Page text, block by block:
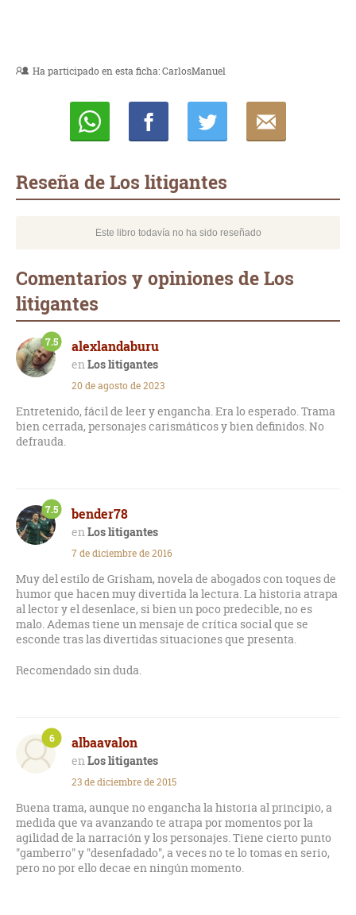
Ha participado en esta ficha:CarlosManuel
Reseña de Los litigantes
Este libro todavía no ha sido reseñado
Comentarios y opiniones de Los
litigantes
alexlandaburu
Los litigantes
7.5
20 de agosto de 2023
Entretenido, fácil de leer y engancha. Era lo esperado. Trama
bien cerrada, personajes carismáticos y bien definidos. No
defrauda.
bender78
Los litigantes
7.5
7 de diciembre de 2016
Muy del estilo de Grisham, novela de abogados con toques de
humor que hacen muy divertida la lectura. La historia atrapa
al lector y el desenlace, si bien un poco predecible, no es
malo. Ademas tiene un mensaje de crítica social que se
esconde tras las divertidas situaciones que presenta.
Recomendado sin duda.
albaavalon
Los litigantes
6
23 de diciembre de 2015
Buena trama, aunque no engancha la historia al principio, a
medida que va avanzando te atrapa por momentos por la
agilidad de la narración y los personajes. Tiene cierto punto
"gamberro" y "desenfadado", a veces no te lo tomas en serio,
pero no por ello decae en ningún momento.